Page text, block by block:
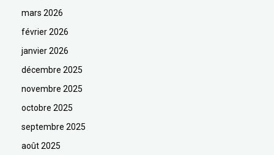
mars 2026
février 2026
janvier 2026
décembre 2025
novembre 2025
octobre 2025
septembre 2025
août 2025